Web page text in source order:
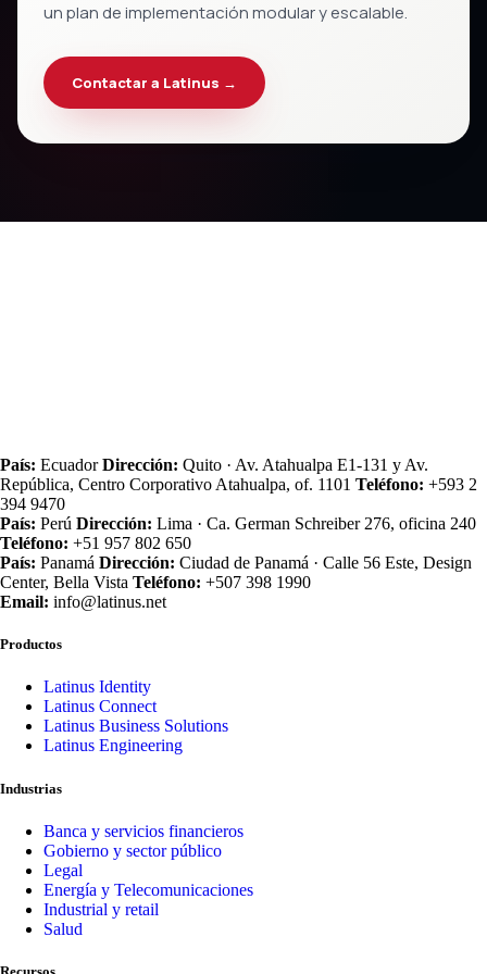
un plan de implementación modular y escalable.
Contactar a Latinus →
País: Ecuador Dirección: Quito · Av. Atahualpa E1‑131 y Av.
República, Centro Corporativo Atahualpa, of. 1101 Teléfono: +593 2
394 9470
País: Perú Dirección: Lima · Ca. German Schreiber 276, oficina 240
Teléfono: +51 957 802 650
País: Panamá Dirección: Ciudad de Panamá · Calle 56 Este, Design
Center, Bella Vista Teléfono: +507 398 1990
Email: info@latinus.net
Productos
Latinus Identity
Latinus Connect
Latinus Business Solutions
Latinus Engineering
Industrias
Banca y servicios financieros
Gobierno y sector público
Legal
Energía y Telecomunicaciones
Industrial y retail
Salud